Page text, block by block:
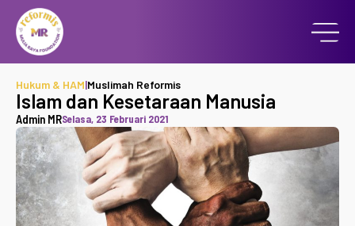
Hukum & HAM|Muslimah Reformis
Islam dan Kesetaraan Manusia
Admin MRSelasa, 23 Februari 2021